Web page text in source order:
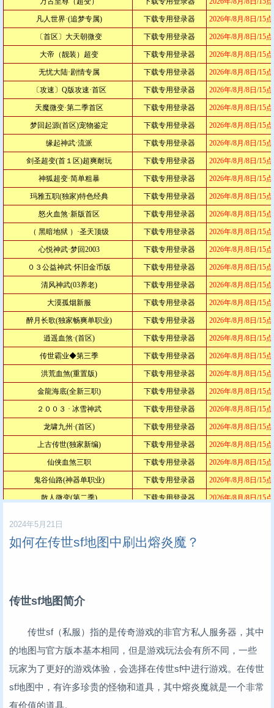
2024年5月21日
如何在传世sf地图中刷出熔炎魔？
传世sf地图简介
传世sf（私服）指的是传奇游戏的非官方私人服务器，其中
的地图与官方版本基本相同，但是游戏玩法会有所不同，一些
玩家为了更好的游戏体验，会选择在传世sf中进行游戏。在传世
sf地图中，有许多珍贵的怪物和道具，其中熔炎魔就是一个非常
有价值的道具。